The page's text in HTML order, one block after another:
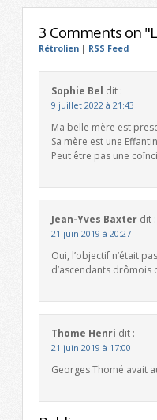
3 Comments on
Rétrolien | RSS Feed
Sophie Bel dit :
9 juillet 2022 à 21:43
Ma belle mère est
Sa mère est une
Peut être pas une
Jean-Yves Baxter dit :
21 juin 2019 à 20:27
Oui, l’objectif n’était
d’ascendants drômois
Thome Henri dit :
21 juin 2019 à 17:00
Georges Thomé avait